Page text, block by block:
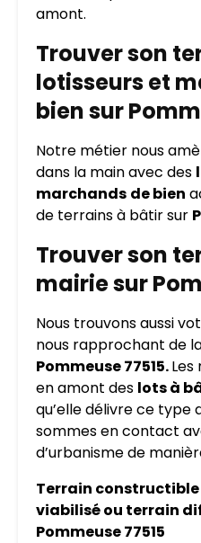
amont.
Trouver son
lotisseurs et
bien sur
Notre métier nous
dans la main avec des
marchands de bien
de terrains à bâtir sur
Trouver son
mairie sur
Nous trouvons aussi
nous rapprochant de
Pommeuse 77515.
en amont des lots à
qu’elle délivre ce type
sommes en contact
d’urbanisme de
Terrain
viabilisé ou terrain
Pommeuse 77515